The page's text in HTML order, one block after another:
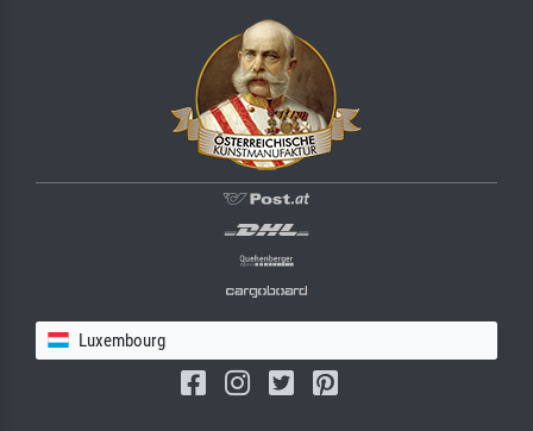
Luxembourg